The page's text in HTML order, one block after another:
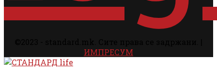
ИМПРЕСУМ
Facebook
Instagram
Email
Rss